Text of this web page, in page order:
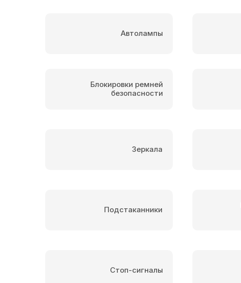
Подстаканники
Автолампы
Зеркала
Стоп-сигналы
Блокировки ремней
безопасности